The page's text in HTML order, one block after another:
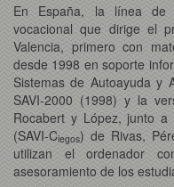
En España, la línea de
vocacional que dirige el
Valencia, primero con
desde 1998 en soporte
Sistemas de Autoayuda y
SAVI-2000 (1998) y la
Rocabert y López, junto
(SAVI-Ciegos) de Rivas,
utilizan el ordenador
asesoramiento de los